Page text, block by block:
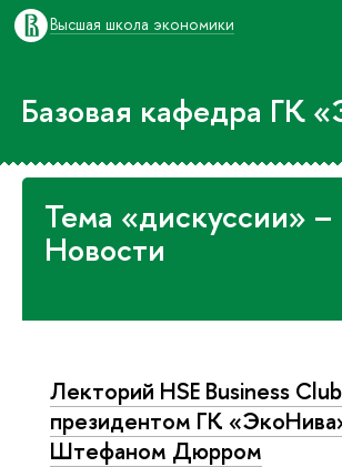
Высшая школа экономики
Базовая кафедра ГК
Тема «дискуссии» –
Новости
Лекторий HSE Business
президентом ГК
Штефаном Дюрром